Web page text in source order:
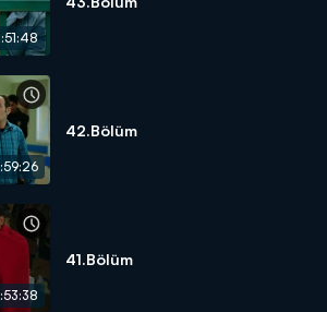
42.Bölüm
41.Bölüm